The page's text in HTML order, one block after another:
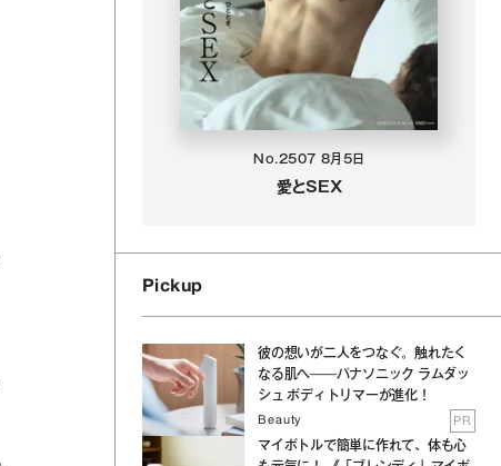
No.2507 8月5日
愛とSEX
Pickup
彼の想いが二人をつなぐ。触れたく
なる肌へ──パナソニック ラムダッ
シュ ボディトリマーが進化！
Beauty PR
マイボトルで簡単に作れて、体も心